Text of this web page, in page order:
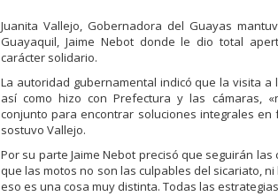
Juanita Vallejo, Gobernadora del Guayas
Guayaquil, Jaime Nebot donde le dio total
carácter solidario.
La autoridad gubernamental indicó que la visita
así como hizo con Prefectura y las cámaras,
conjunto para encontrar soluciones integrales
sostuvo Vallejo.
Por su parte Jaime Nebot precisó que seguirán
que las motos no son las culpables del sicariato,
eso es una cosa muy distinta. Todas las